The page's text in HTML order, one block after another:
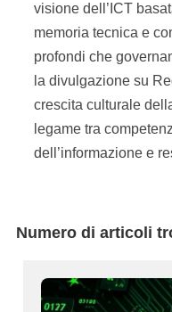
visione dell’ICT
memoria tecnica e
profondi che
la divulgazione su
crescita culturale
legame tra
dell’informazione e
Numero di articoli